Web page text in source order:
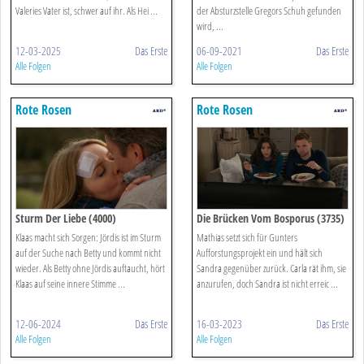
Valeries Vater ist, schwer auf ihr. Als Hei ...
12-03-2025 Das Erste
Alle Folgen
der Absturzstelle Gregors Schuh gefunden
wird, ...
06-09-2021 Das Erste
Alle Folgen
Rote Rosen
Sturm Der Liebe (4000)
Klaas macht sich Sorgen: Jördis ist im Sturm
auf der Suche nach Betty und kommt nicht
wieder. Als Betty ohne Jördis auftaucht, hört
Klaas auf seine innere Stimme ...
12-06-2024 Das Erste
Alle Folgen
Rote Rosen
Die Brücken Vom Bosporus (3735)
Mathias setzt sich für Gunters
Aufforstungsprojekt ein und hält sich
Sandra gegenüber zurück. Carla rät ihm, sie
anzurufen, doch Sandra ist nicht erreic ...
16-03-2023 Das Erste
Alle Folgen